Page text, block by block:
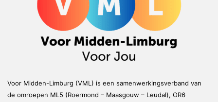
Voor Midden-Limburg (VML) is een samenwerkingsverband van
de omroepen ML5 (Roermond – Maasgouw – Leudal), OR6